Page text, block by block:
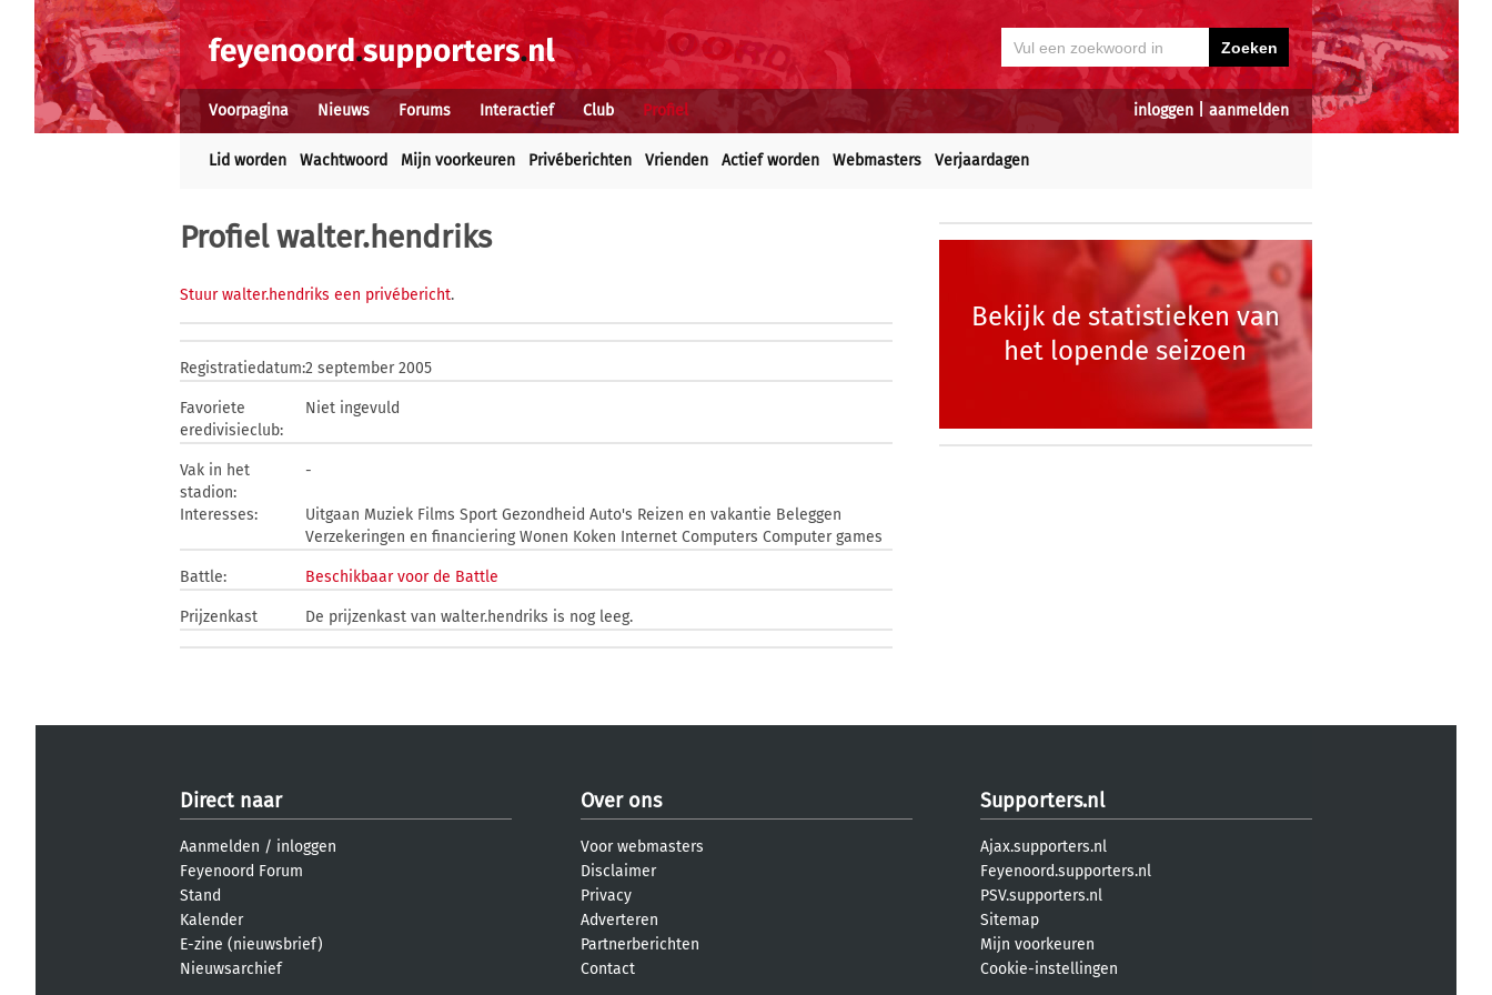
inloggen aanmelden
Voorpagina Nieuws Forums Interactief Club Profiel
Lid worden Wachtwoord Mijn voorkeuren Privéberichten Vrienden Actief worden Webmasters Verjaardagen
Profiel walter.hendriks
Stuur walter.hendriks een privébericht.
Registratiedatum:2 september 2005
Favoriete
eredivisieclub:
Niet ingevuld
Vak in het
stadion:
-
Interesses:
Uitgaan Muziek Films Sport Gezondheid Auto's Reizen en vakantie Beleggen
Verzekeringen en financiering Wonen Koken Internet Computers Computer games
Battle: Beschikbaar voor de Battle
Prijzenkast De prijzenkast van walter.hendriks is nog leeg.
Bekijk de statistieken van
het lopende seizoen
Direct naar
Aanmelden / inloggen
Feyenoord Forum
Stand
Kalender
E-zine (nieuwsbrief)
Nieuwsarchief
Over ons
Voor webmasters
Disclaimer
Privacy
Adverteren
Partnerberichten
Contact
Supporters.nl
Ajax.supporters.nl
Feyenoord.supporters.nl
PSV.supporters.nl
Sitemap
Mijn voorkeuren
Cookie-instellingen